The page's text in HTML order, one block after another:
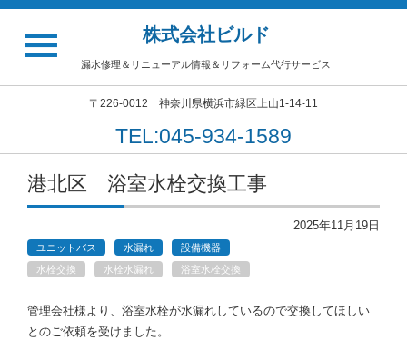
株式会社ビルド
漏水修理＆リニューアル情報＆リフォーム代行サービス
〒226-0012 神奈川県横浜市緑区上山1-14-11
TEL:045-934-1589
港北区 浴室水栓交換工事
2025年11月19日
ユニットバス 水漏れ
設備機器
水栓交換
水栓水漏れ 浴室水栓交換
管理会社様より、浴室水栓が水漏れしているので交換してほしい
とのご依頼を受けました。